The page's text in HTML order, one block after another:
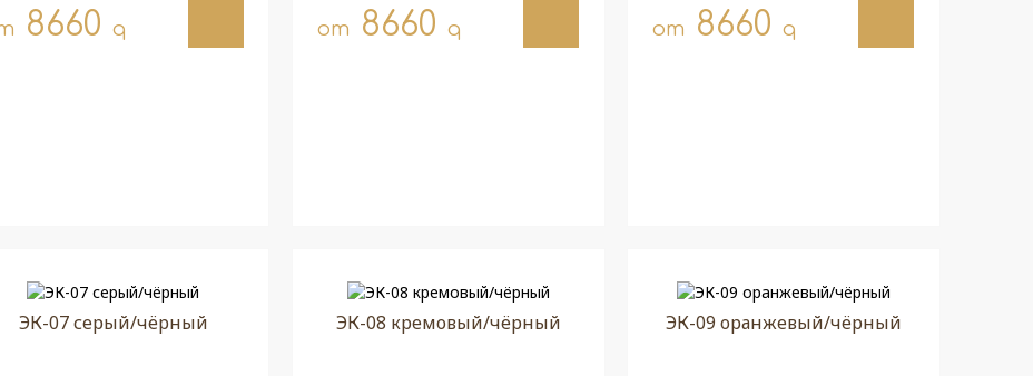
8660 q от 8660 q от 8660q
ЭК-07 серый/чёрный ЭК-08 кремовый/чёрный ЭК-09 оранжевый/чёрный